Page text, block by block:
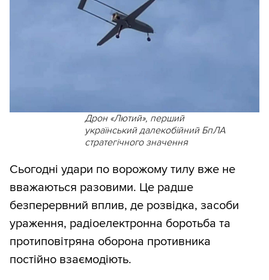
Дрон «Лютий», перший
український далекобійний БпЛА
стратегічного значення
Сьогодні удари по ворожому тилу вже не
вважаються разовими. Це радше
безперервний вплив, де розвідка, засоби
ураження, радіоелектронна боротьба та
протиповітряна оборона противника
постійно взаємодіють.